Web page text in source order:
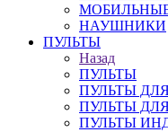
НАУШНИКИ
ПУЛЬТЫ
Назад
ПУЛЬТЫ
ПУЛЬТЫ
ПУЛЬТЫ
ПУЛЬТЫ